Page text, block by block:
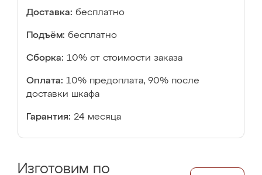
Доставка: бесплатно
Подъём: бесплатно
Сборка: 10% от стоимости заказа
Оплата: 10% предоплата, 90% после
доставки шкафа
Гарантия: 24 месяца
Изготовим по